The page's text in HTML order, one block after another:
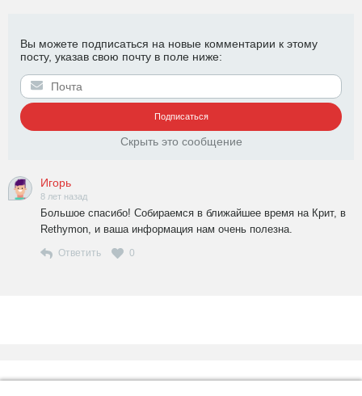
Вы можете подписаться на новые комментарии к этому
посту, указав свою почту в поле ниже:
Скрыть это сообщение
Игорь
8 лет назад
Большое спасибо! Собираемся в ближайшее время на Крит, в
Rethymon, и ваша информация нам очень полезна.
Ответить 0